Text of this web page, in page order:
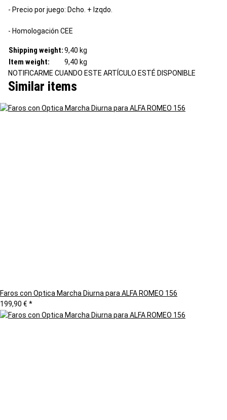
- Precio por juego: Dcho. + Izqdo.
- Homologación CEE
Shipping weight:9,40 kg
Item weight: 9,40 kg
NOTIFICARME CUANDO ESTE ARTÍCULO ESTÉ DISPONIBLE
Similar items
Faros con Optica Marcha Diurna para ALFA ROMEO 156
199,90 € *